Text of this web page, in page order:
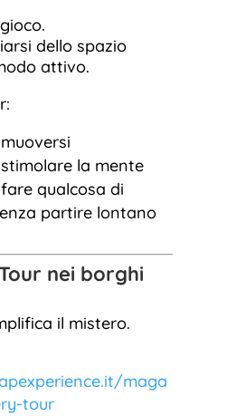
dello spazio
attivo.
la mente
qualcosa di
partire lontano
nei borghi
il mistero.
maga
tour